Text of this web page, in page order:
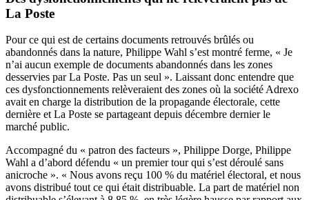
La Poste
Pour ce qui est de certains documents retrouvés brûlés ou
abandonnés dans la nature, Philippe Wahl s’est montré ferme, « Je
n’ai aucun exemple de documents abandonnés dans les zones
desservies par La Poste. Pas un seul ». Laissant donc entendre que
ces dysfonctionnements relèveraient des zones où la société Adrexo
avait en charge la distribution de la propagande électorale, cette
dernière et La Poste se partageant depuis décembre dernier le
marché public.
Accompagné du « patron des facteurs », Philippe Dorge, Philippe
Wahl a d’abord défendu « un premier tour qui s’est déroulé sans
anicroche ». « Nous avons reçu 100 % du matériel électoral, et nous
avons distribué tout ce qui était distribuable. La part de matériel non